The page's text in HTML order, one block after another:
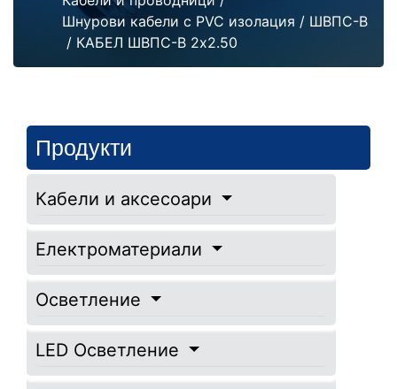
Шнурови кабели с PVC изолация / ШВПС-В
/ КАБЕЛ ШВПС-В 2х2.50
Продукти
Кабели и аксесоари
Електроматериали
Осветление
LED Осветление